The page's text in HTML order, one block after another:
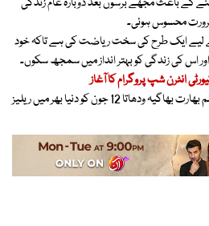
محسوس ہوئی۔
لیے ایک طرح کی سخت ریاضت کی ہے تاکہ خود
کی زندگی کو بہتر انداز میں سمجھ سکوں۔
انٹرن شپ پروگرام کا آغاز
واضح رہے کہ کنگنا رناوت کی نئی فلم بھارت بھاگیہ ودھاتا 12 جون کو دنیا بھر میں ریلیز